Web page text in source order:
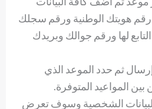
هويتك الوطنية ورقم سجلك
لها ورقم جوالك وبريدك
ثم حدد الموعد الذي
المواعيد المتوفرة.
البيانات الشخصية وسوف تعرض